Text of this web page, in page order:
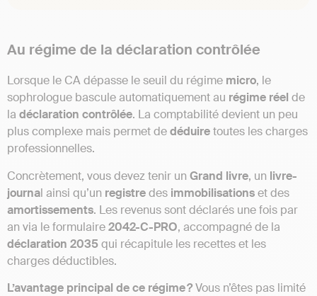
Au régime de la déclaration contrôlée
Lorsque le CA dépasse le seuil du régime micro, le
sophrologue bascule automatiquement au régime réel de
la déclaration contrôlée. La comptabilité devient un peu
plus complexe mais permet dedéduiretoutes les charges
professionnelles.
Concrètement, vous devez tenir un Grand livre, un livre-
journal ainsi qu’un registredes immobilisationset des
amortissements. Les revenus sont déclarés une fois par
an via le formulaire2042-C-PRO, accompagné de la
déclaration 2035qui récapitule les recettes et les
charges déductibles.
L’avantage principal de ce régime ?Vous n’êtes pas limité